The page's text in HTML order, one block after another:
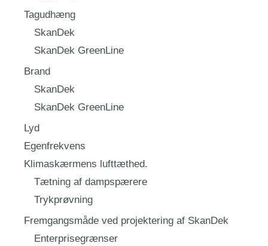
Tagudhæng
SkanDek
SkanDek GreenLine
Brand
SkanDek
SkanDek GreenLine
Lyd
Egenfrekvens
Klimaskærmens lufttæthed.
Tætning af dampspærere
Trykprøvning
Fremgangsmåde ved projektering af SkanDek
Enterprisegrænser